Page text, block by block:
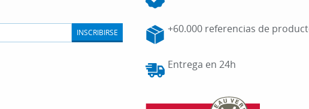
INSCRIBIRSE +60.000 referencias de
Entrega en 24h